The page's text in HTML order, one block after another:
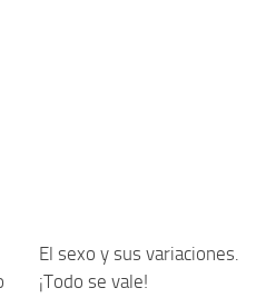
El sexo y sus variaciones.
¡Todo se vale!